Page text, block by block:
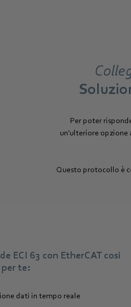
Per poter
un'ulteriore opzione
Questo protocollo è
ECI 63 con EtherCAT così
te:
dati in tempo reale